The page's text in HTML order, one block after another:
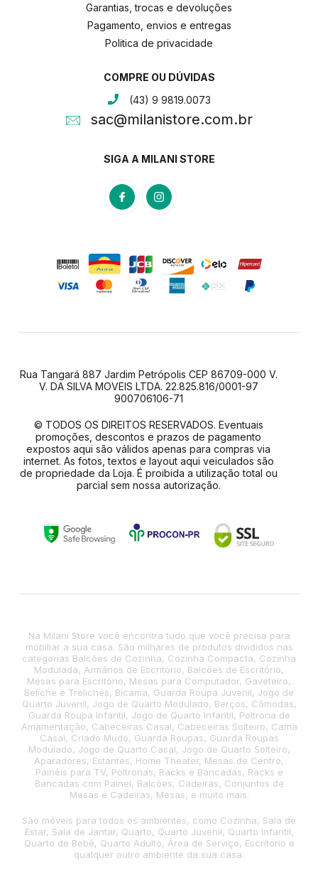
Garantias, trocas e devoluções
Pagamento, envios e entregas
Politica de privacidade
COMPRE OU DÚVIDAS
(43) 9 9819.0073
sac@milanistore.com.br
SIGA A MILANI STORE
Rua Tangará 887 Jardim Petrópolis CEP 86709-000 V.
V. DA SILVA MOVEIS LTDA. 22.825.816/0001-97
900706106-71
© TODOS OS DIREITOS RESERVADOS. Eventuais
promoções, descontos e prazos de pagamento
expostos aqui são válidos apenas para compras via
internet. As fotos, textos e layout aqui veiculados são
de propriedade da Loja. É proibida a utilização total ou
parcial sem nossa autorização.
Na Milani Store você encontra tudo que você precisa para
mobiliar a sua casa. São milhares de produtos divididos nas
categorias Balcões de Cozinha, Cozinha Compacta, Cozinha
Modulada, Armários de Escritório, Balcões de Escritório,
Mesas para Escritório, Mesas para Computador, Gaveteiro,
Beliche e Treliches, Bicama, Guarda Roupa Juvenil, Jogo de
Quarto Juvenil, Jogo de Quarto Modulado, Berços, Cômodas,
Guarda Roupa Infantil, Jogo de Quarto Infantil, Poltrona de
Amamentação, Cabeceiras Casal, Cabeceiras Solteiro, Cama
Casal, Criado Mudo, Guarda Roupas, Guarda Roupas
Modulado, Jogo de Quarto Casal, Jogo de Quarto Solteiro,
Aparadores, Estantes, Home Theater, Mesas de Centro,
Painéis para TV, Poltronas, Racks e Bancadas, Racks e
Bancadas com Painel, Balcões, Cadeiras, Conjuntos de
Mesas e Cadeiras, Mesas, e muito mais.
São móveis para todos os ambientes, como Cozinha, Sala de
Estar, Sala de Jantar, Quarto, Quarto Juvenil, Quarto Infantil,
Quarto de Bebê, Quarto Adulto, Área de Serviço, Escritório e
qualquer outro ambiente da sua casa.